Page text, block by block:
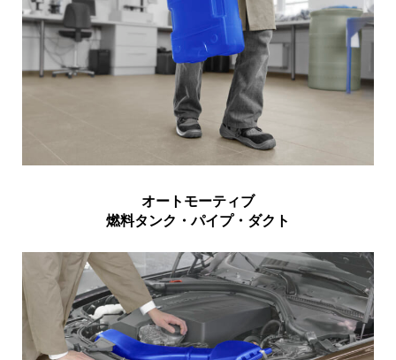
オートモーティブ
燃料タンク・パイプ・ダクト